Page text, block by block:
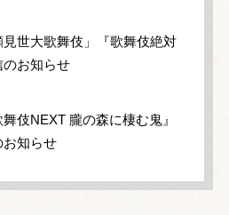
世大歌舞伎」『歌舞伎絶対
お知らせ
伎NEXT 朧の森に棲む鬼』
お知らせ